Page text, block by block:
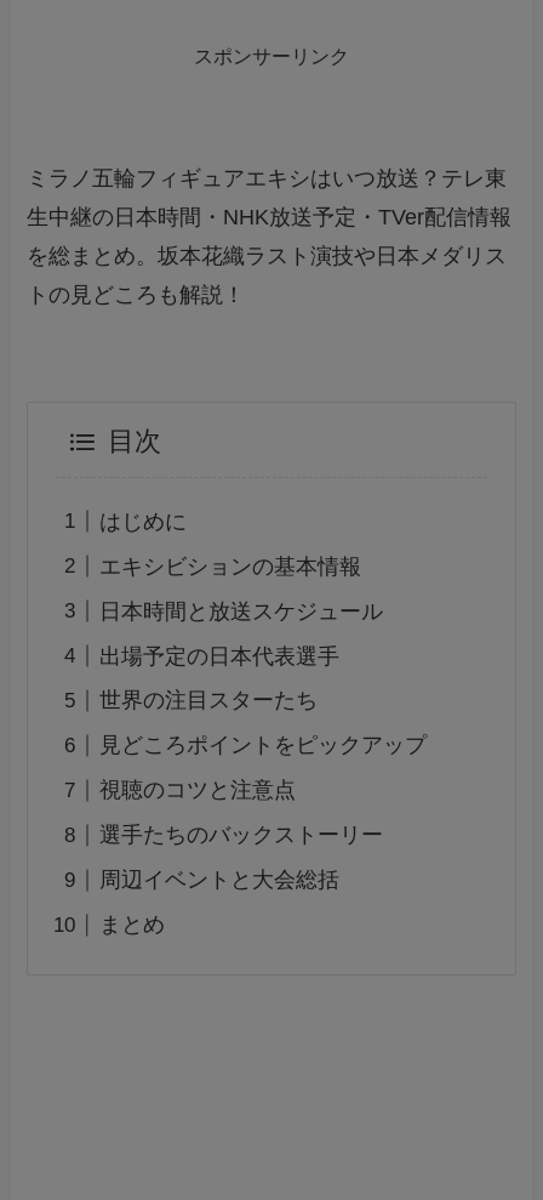
スポンサーリンク
ミラノ五輪フィギュアエキシはいつ放送？テレ東
生中継の日本時間・NHK放送予定・TVer配信情報
を総まとめ。坂本花織ラスト演技や日本メダリス
トの見どころも解説！
目次
はじめに
エキシビションの基本情報
日本時間と放送スケジュール
出場予定の日本代表選手
世界の注目スターたち
見どころポイントをピックアップ
視聴のコツと注意点
選手たちのバックストーリー
周辺イベントと大会総括
まとめ